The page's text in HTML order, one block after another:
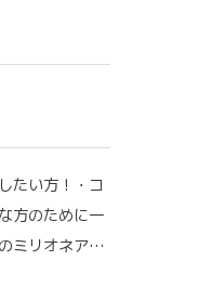
たい方！・コ
方のために一
ミリオネア…